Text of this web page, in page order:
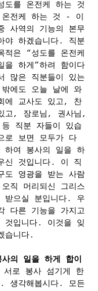
도를 온전케 하는 것
전케 하는 것 - 이
사역의 기능의 본무
야 하겠습니다. 직분
적은 “성도를 온전케
을 하게”하려 함이다
많은 직분들이 있는
에도 오늘 날에 와
에 교사도 있고, 찬
고, 장로님, 권사님,
직분 자들이 있습
로 보면 모두가 다
하여 봉사의 일을 하
신 것입니다. 이 직
도 영광을 받는 사람
직 머리되신 그리스
받으실 분입니다. 우
다른 기능을 가지고
것입니다. 이것을 잊
습니다.
사의 일을 하게 합이
로 봉사 섬기게 한
. 생각해봅시다. 모든